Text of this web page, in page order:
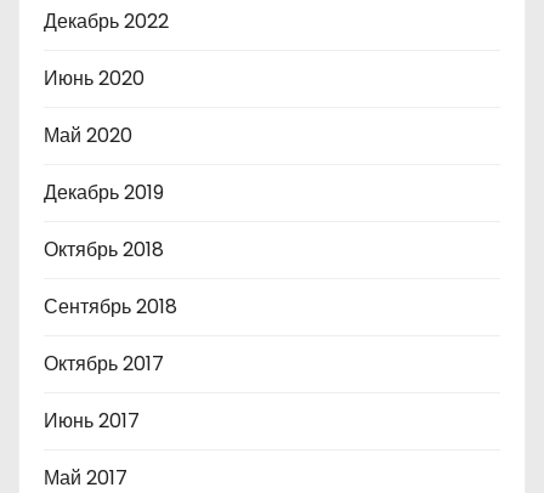
Декабрь 2022
Июнь 2020
Май 2020
Декабрь 2019
Октябрь 2018
Сентябрь 2018
Октябрь 2017
Июнь 2017
Май 2017